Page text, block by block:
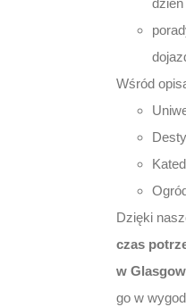
Wśród
Dzięki
czas
w
go w